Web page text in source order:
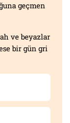
geçmen
ve beyazlar
bir gün gri